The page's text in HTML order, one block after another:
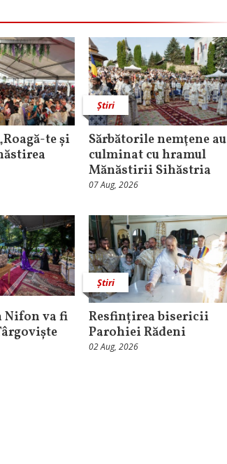
te și
Știri
Sărbătorile nemţene au
culminat cu hramul
Mănăstirii Sihăstria
07 Aug, 2026
Nifon va fi
Știri
Resfințirea bisericii
Parohiei Rădeni
02 Aug, 2026